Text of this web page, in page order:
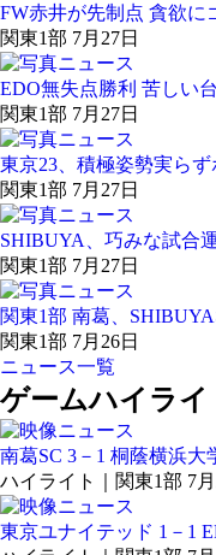
FW赤井が先制点 貪欲に
関東1部 7月27日
EDO無失点勝利 苦しい
関東1部 7月27日
東京23、積極姿勢実ら
関東1部 7月27日
SHIBUYA、巧みな試合
関東1部 7月27日
関東1部 南葛、
関東1部 7月26日
ニュース一覧
ゲームハイライ
南葛SC 3－1 桐蔭横浜大
ハイライト｜関東1部 7月
東京ユナイテッド 1－1